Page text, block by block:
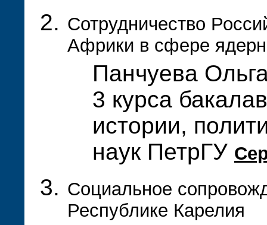
Сотрудничество
Африки в сфере
Панчуева
3 курса
истории,
наук ПетрГУ
Социальное
Республике Карелия